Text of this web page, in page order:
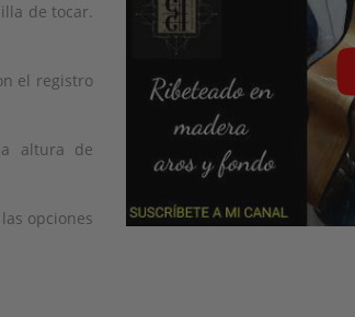
de tocar.
el registro
altura de
opciones